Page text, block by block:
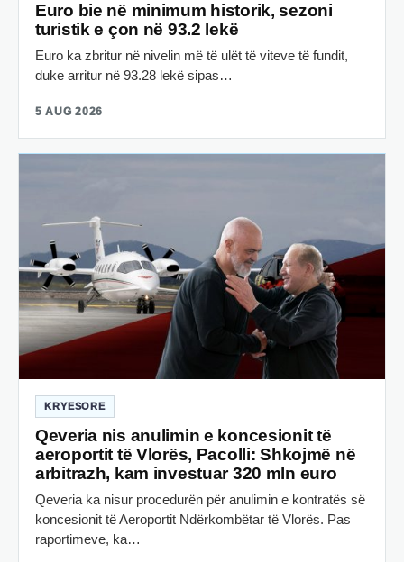
Euro bie në minimum historik, sezoni
turistik e çon në 93.2 lekë
Euro ka zbritur në nivelin më të ulët të viteve të fundit,
duke arritur në 93.28 lekë sipas…
5 AUG 2026
KRYESORE
Qeveria nis anulimin e koncesionit të
aeroportit të Vlorës, Pacolli: Shkojmë në
arbitrazh, kam investuar 320 mln euro
Qeveria ka nisur procedurën për anulimin e kontratës së
koncesionit të Aeroportit Ndërkombëtar të Vlorës. Pas
raportimeve, ka…